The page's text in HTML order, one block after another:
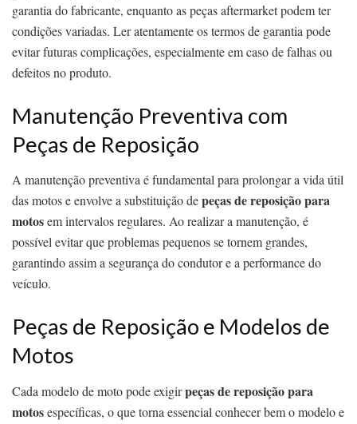
garantia do fabricante, enquanto as peças aftermarket podem ter
condições variadas. Ler atentamente os termos de garantia pode
evitar futuras complicações, especialmente em caso de falhas ou
defeitos no produto.
Manutenção Preventiva com
Peças de Reposição
A manutenção preventiva é fundamental para prolongar a vida útil
das motos e envolve a substituição depeças de reposição para
motosem intervalos regulares. Ao realizar a manutenção, é
possível evitar que problemas pequenos se tornem grandes,
garantindo assim a segurança do condutor e a performance do
veículo.
Peças de Reposição e Modelos de
Motos
Cada modelo de moto pode exigirpeças de reposição para
motosespecíficas, o que torna essencial conhecer bem o modelo e